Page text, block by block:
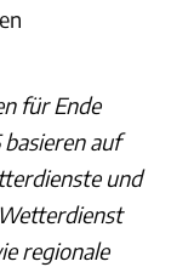
für Ende
auf
und
regionale